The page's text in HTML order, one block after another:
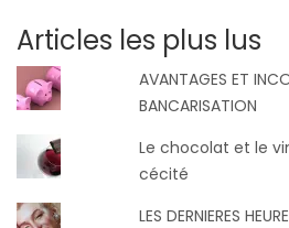
Articles les plus lus
AVANTAGES ET
BANCARISATION
Le chocolat et le
cécité
LES DERNIERES